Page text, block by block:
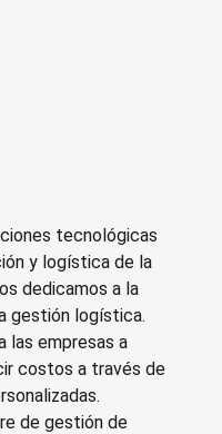
tecnológicas
y logística de la
dedicamos a la
gestión logística.
las empresas a
costos a través de
de gestión de